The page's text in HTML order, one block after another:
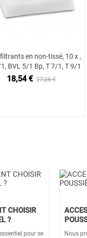
Ajouter au panier
en non-tissé, 10 x ,
BVL 5/1 Bp, T 7/1, T 9/1
18,54 € 27,36 €
CHOISIR
?
pour se
Nous